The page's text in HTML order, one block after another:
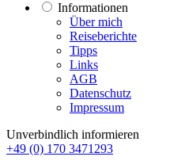
Informationen
Über mich
Reiseberichte
Tipps
Links
AGB
Datenschutz
Impressum
Unverbindlich informieren
+49 (0) 170 3471293